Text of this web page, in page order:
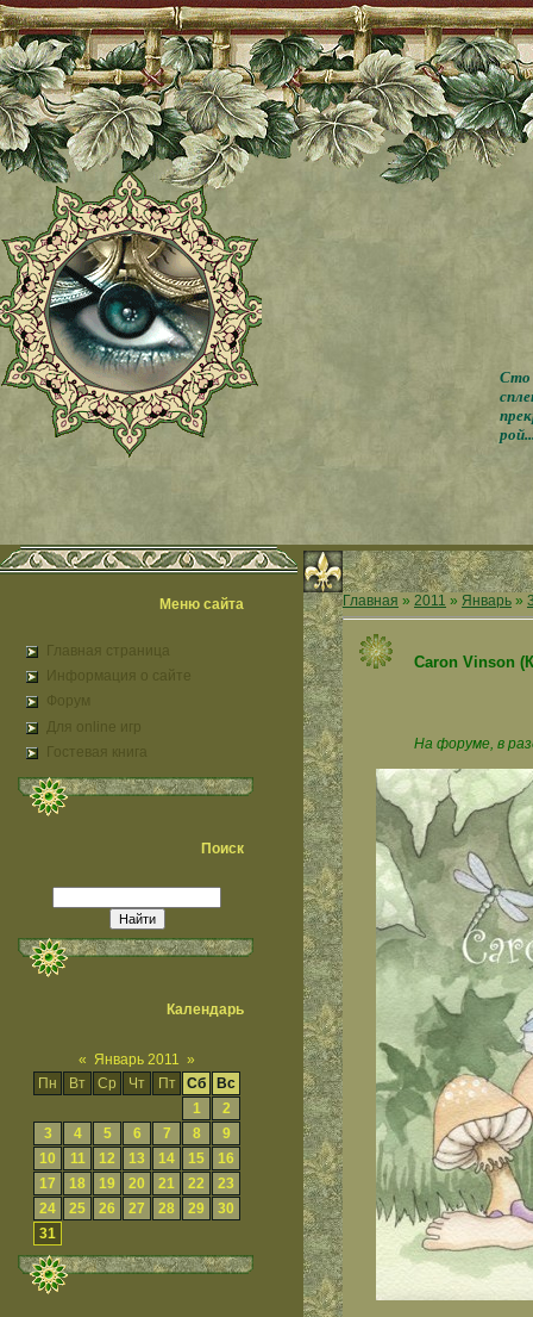
Сто
Меню сайта
Главная страница
Информация о сайте
Форум
Для online игр
Гостевая книга
Поиск
Календарь
« Январь 2011 »
Пн
Вт Ср Чт Пт Сб
Вс
1
2
3
4 5 6 7 8
9
10
11 12 13 14 15
16
17
18 19 20 21 22
23
24
25 26 27 28 29
30
31
Главная » 2011 » Январь »
Caron Vinson
На форуме, в